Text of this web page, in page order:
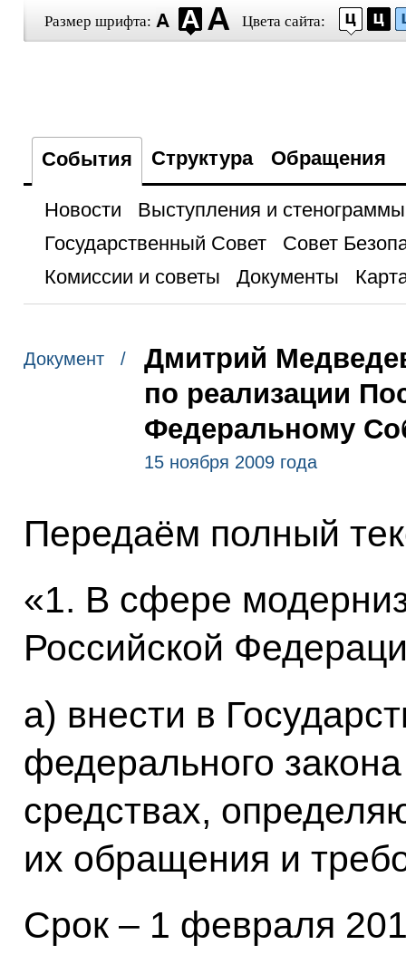
Размер шрифта: Цвета сайта:
События Структура Обращения
Новости
Выступления и стенограммы
Государственный Совет
Совет
Комиссии и советы
Документы
Документ /
Дмитрий
по реализации
Федеральному
15 ноября 2009 года
Передаём полный
«1. В сфере
Российской
а) внести в
федерального
средствах,
их обращения и
Срок – 1 февраля